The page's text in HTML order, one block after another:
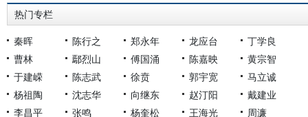
热门专栏
秦晖 陈行之 郑永年 龙应台
丁学良
曹林
鄢烈山 傅国涌 陈嘉映
黄宗智
于建嵘
陈志武 徐贲 郭宇宽
马立诚
杨祖陶
沈志华 向继东 赵汀阳
戴建业
李昌平
张鸣 杨奎松 王海光 周濂